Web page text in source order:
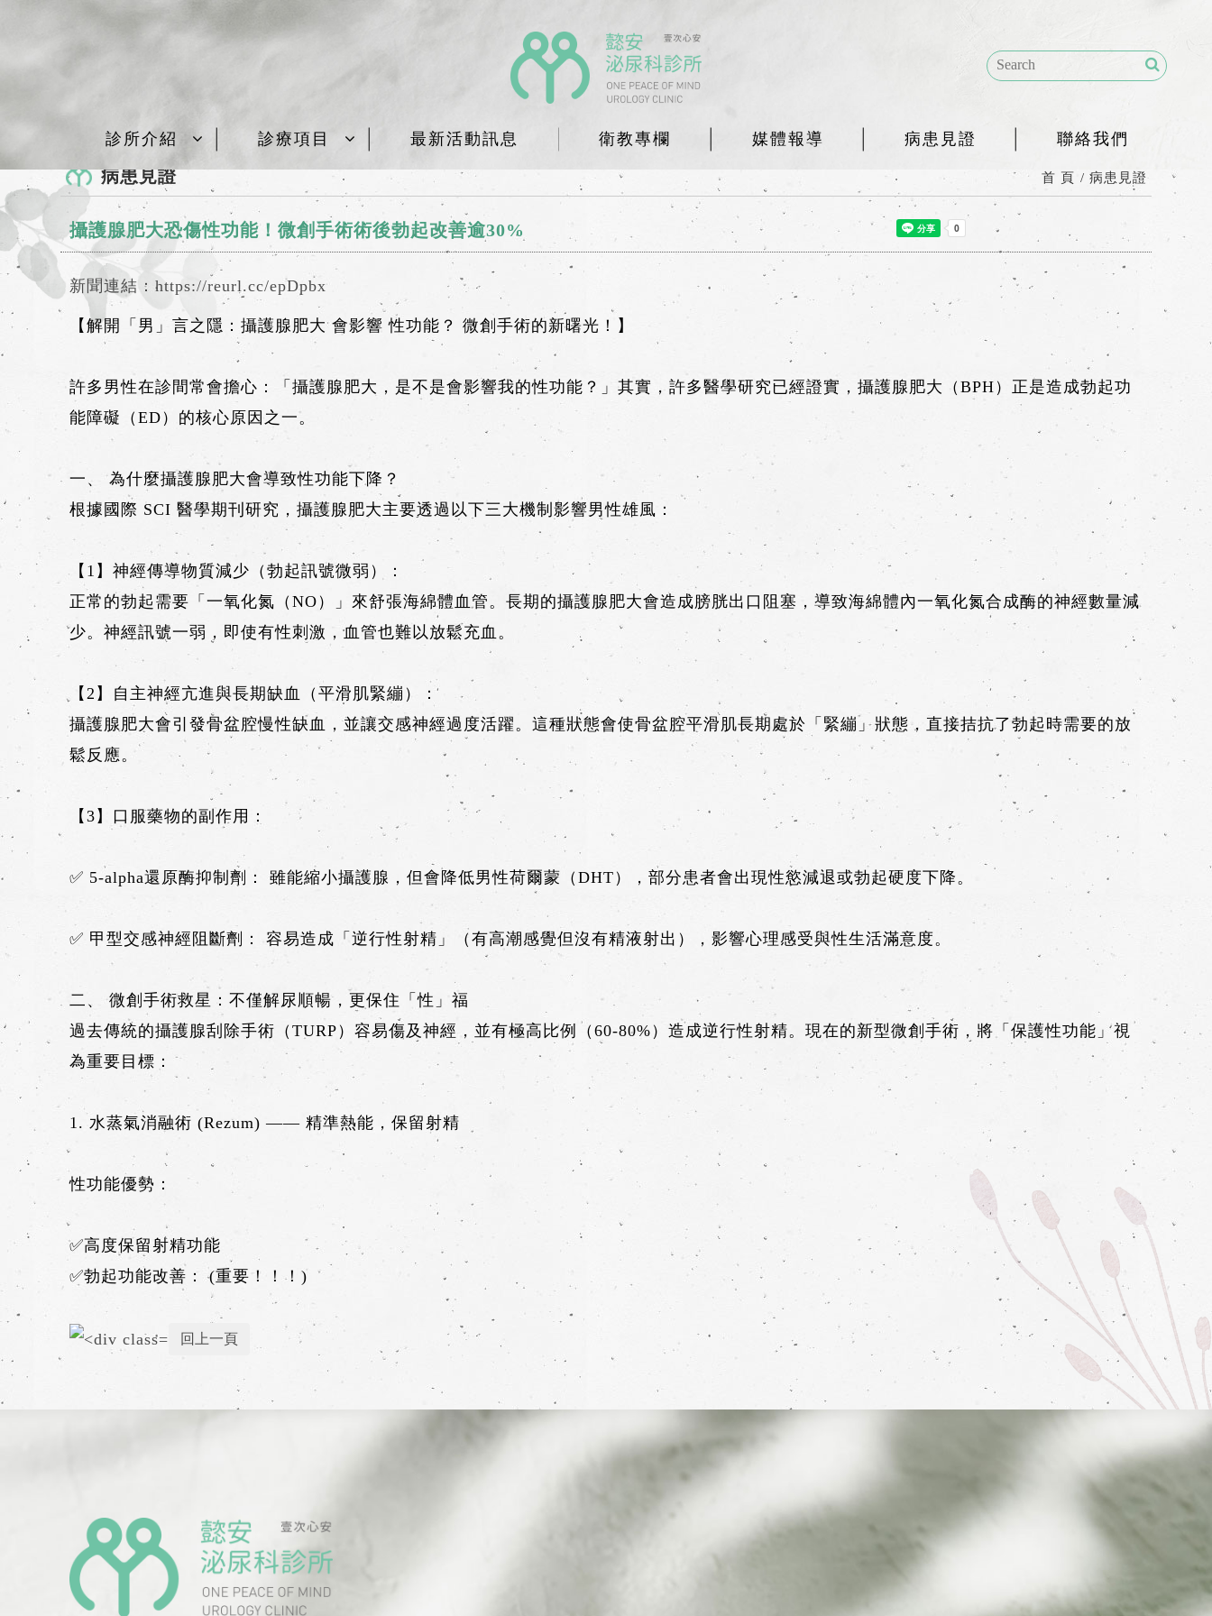
診所介紹 診療項目 最新活動訊息 衛教專欄 媒體報導 病患見證 聯絡我們
病患見證 首 頁 病患見證
攝護腺肥大恐傷性功能！微創手術術後勃起改善逾30%
新聞連結：https://reurl.cc/epDpbx
【解開「男」言之隱：攝護腺肥大 會影響 性功能？ 微創手術的新曙光！】
許多男性在診間常會擔心：「攝護腺肥大，是不是會影響我的性功能？」其實，許多醫學研究已經證實，攝護腺肥大（BPH）正是造成勃起功
能障礙（ED）的核心原因之一。
一、 為什麼攝護腺肥大會導致性功能下降？
根據國際 SCI 醫學期刊研究，攝護腺肥大主要透過以下三大機制影響男性雄風：
【1】神經傳導物質減少（勃起訊號微弱）：
正常的勃起需要「一氧化氮（NO）」來舒張海綿體血管。長期的攝護腺肥大會造成膀胱出口阻塞，導致海綿體內一氧化氮合成酶的神經數量減
少。神經訊號一弱，即使有性刺激，血管也難以放鬆充血。
【2】自主神經亢進與長期缺血（平滑肌緊繃）：
攝護腺肥大會引發骨盆腔慢性缺血，並讓交感神經過度活躍。這種狀態會使骨盆腔平滑肌長期處於「緊繃」狀態，直接拮抗了勃起時需要的放
鬆反應。
【3】口服藥物的副作用：
✅ 5-alpha還原酶抑制劑： 雖能縮小攝護腺，但會降低男性荷爾蒙（DHT），部分患者會出現性慾減退或勃起硬度下降。
✅ 甲型交感神經阻斷劑： 容易造成「逆行性射精」（有高潮感覺但沒有精液射出），影響心理感受與性生活滿意度。
二、 微創手術救星：不僅解尿順暢，更保住「性」福
過去傳統的攝護腺刮除手術（TURP）容易傷及神經，並有極高比例（60-80%）造成逆行性射精。現在的新型微創手術，將「保護性功能」視
為重要目標：
1. 水蒸氣消融術 (Rezum) —— 精準熱能，保留射精
性功能優勢：
✅高度保留射精功能
✅勃起功能改善： (重要！！！)
回上一頁